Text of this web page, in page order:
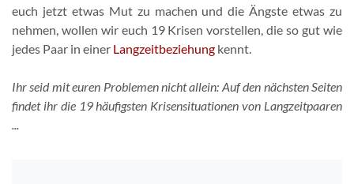
euch jetzt etwas Mut zu machen und die Ängste etwas zu
nehmen, wollen wir euch 19 Krisen vorstellen, die so gut wie
jedes Paar in einer Langzeitbeziehung kennt.
Ihr seid mit euren Problemen nicht allein: Auf den nächsten Seiten
findet ihr die 19 häufigsten Krisensituationen von Langzeitpaaren
...